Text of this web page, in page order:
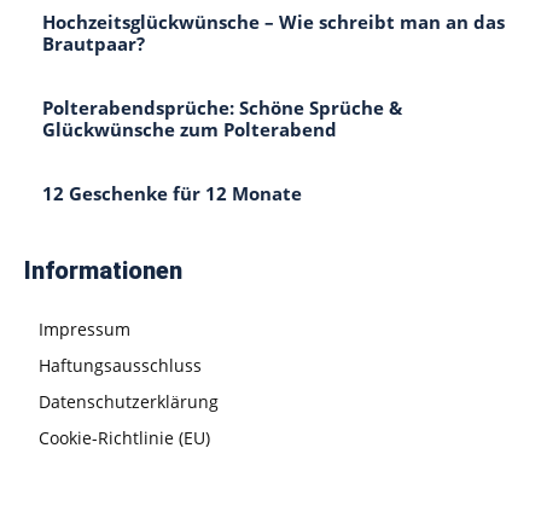
Hochzeitsglückwünsche – Wie schreibt man an das
Brautpaar?
Polterabendsprüche: Schöne Sprüche &
Glückwünsche zum Polterabend
12 Geschenke für 12 Monate
Informationen
Impressum
Haftungsausschluss
Datenschutzerklärung
Cookie-Richtlinie (EU)